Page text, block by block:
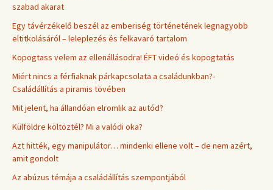
szabad akarat
Egy távérzékelő beszél az emberiség történetének legnagyobb
eltitkolásáról – leleplezés és felkavaró tartalom
Kopogtass velem az ellenállásodra! ÉFT videó és kopogtatás
Miért nincs a férfiaknak párkapcsolata a családunkban?-
Családállítás a piramis tövében
Mit jelent, ha állandóan elromlik az autód?
Külföldre költöztél? Mi a valódi oka?
Azt hitték, egy manipulátor… mindenki ellene volt – de nem azért,
amit gondolt
Az abúzus témája a családállítás szempontjából